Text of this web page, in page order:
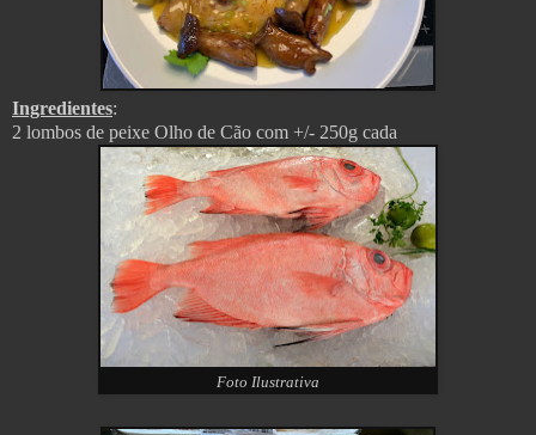
Ingredientes:
2 lombos de peixe Olho de Cão com +/- 250g cada
Foto Ilustrativa